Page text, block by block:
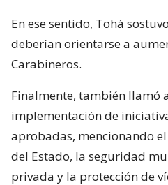
En ese sentido, Tohá
deberían orientarse a
Carabineros.
Finalmente, también llamó
implementación de
aprobadas, mencionando
del Estado, la seguridad
privada y la protección de